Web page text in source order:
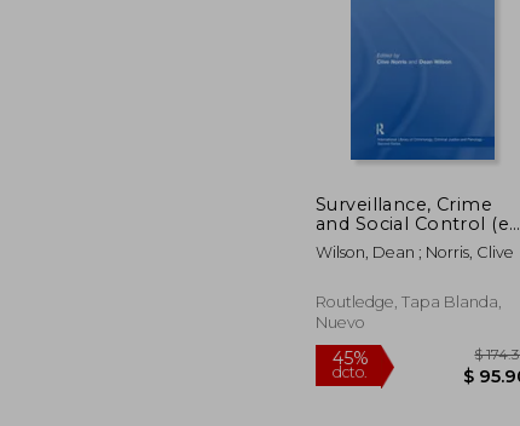
45%
Surveillance, Crime
and Social Control (en
Inglés)
Wilson, Dean ; Norris, Clive
Routledge, Tapa Blanda,
Nuevo